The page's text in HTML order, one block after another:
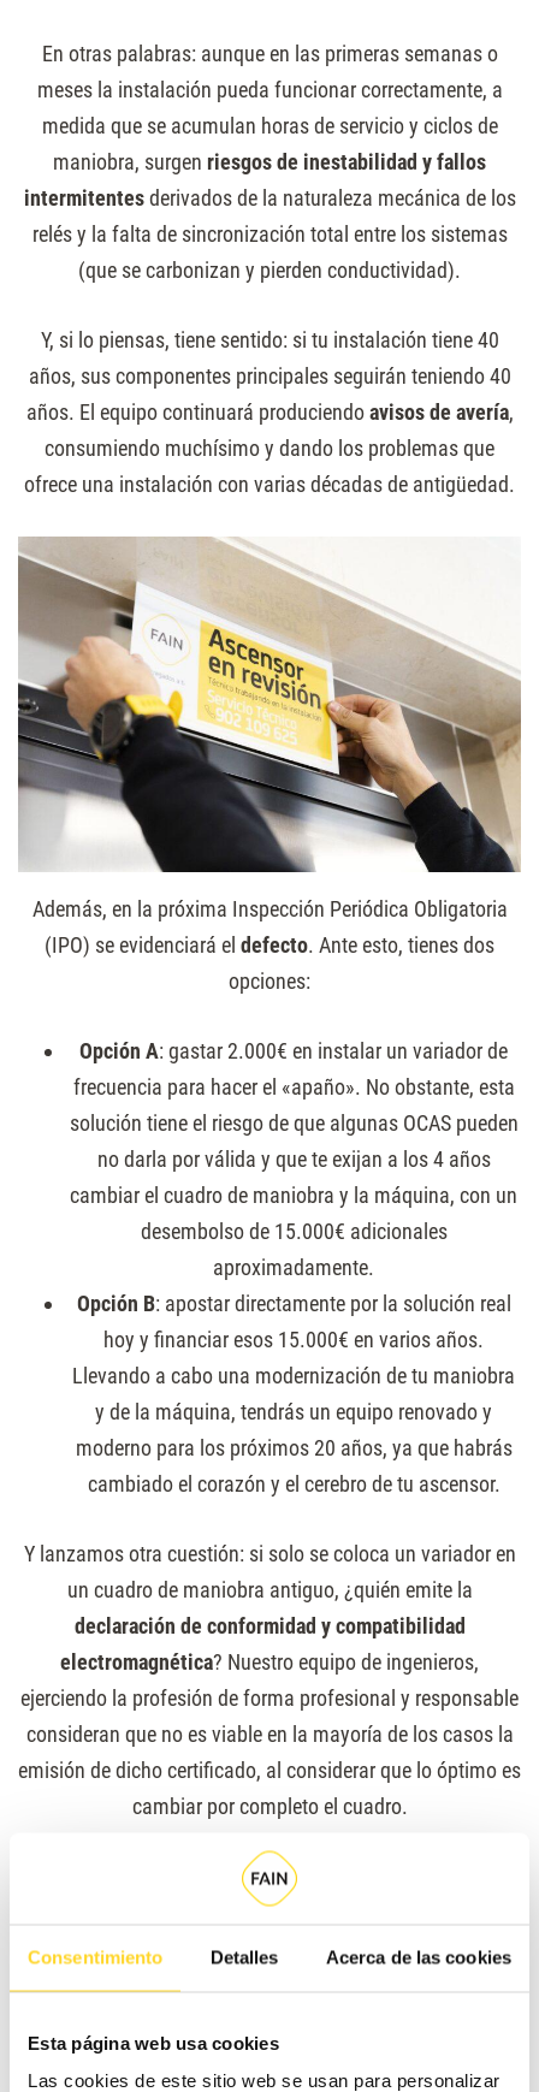
Consentimiento Detalles Acerca de las cookies
Esta página web usa cookies
Las cookies de este sitio web se usan para personalizar
En otras palabras: aunque en las primeras semanas o
meses la instalación pueda funcionar correctamente, a
medida que se acumulan horas de servicio y ciclos de
maniobra, surgen riesgos de inestabilidad y fallos
intermitentesderivados de la naturaleza mecánica de los
relés y la falta de sincronización total entre los sistemas
(que se carbonizan y pierden conductividad).
Y, si lo piensas, tiene sentido: si tu instalación tiene 40
años, sus componentes principales seguirán teniendo 40
años. El equipo continuará produciendoavisos de avería,
consumiendo muchísimo y dando los problemas que
ofrece una instalación con varias décadas de antigüedad.
Además, en la próxima Inspección Periódica Obligatoria
(IPO) se evidenciará el defecto. Ante esto, tienes dos
opciones:
Opción A: gastar 2.000€ en instalar un variador de
frecuencia para hacer el «apaño». No obstante, esta
solución tiene el riesgo de que algunas OCAS pueden
no darla por válida y que te exijan a los 4 años
cambiar el cuadro de maniobra y la máquina, con un
desembolso de 15.000€ adicionales
aproximadamente.
Opción B: apostar directamente por la solución real
hoy y financiar esos 15.000€ en varios años.
Llevando a cabo una modernización de tu maniobra
y de la máquina, tendrás un equipo renovado y
moderno para los próximos 20 años, ya que habrás
cambiado el corazón y el cerebro de tu ascensor.
Y lanzamos otra cuestión: si solo se coloca un variador en
un cuadro de maniobra antiguo, ¿quién emite la
declaración de conformidad y compatibilidad
electromagnética? Nuestro equipo de ingenieros,
ejerciendo la profesión de forma profesional y responsable
consideran que no es viable en la mayoría de los casos la
emisión de dicho certificado, al considerar que lo óptimo es
cambiar por completo el cuadro.
Como sabes, en FAIN te hablamos claro. Queremos que
entiendas lo que compras y lo que contratas, y siempre
miraremos por tu bolsillo (queremos que la nuestra sea
una relación a largo plazo). Pero por encima de todo
seguridad y por ofrecer soluciones reales a tus problemas.